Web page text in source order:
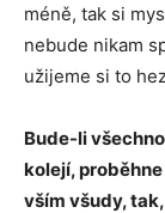
méně, tak si
nebude nikam
užijeme si to
Bude-li
kolejí,
vším všudy,